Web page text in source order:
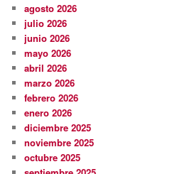
agosto 2026
julio 2026
junio 2026
mayo 2026
abril 2026
marzo 2026
febrero 2026
enero 2026
diciembre 2025
noviembre 2025
octubre 2025